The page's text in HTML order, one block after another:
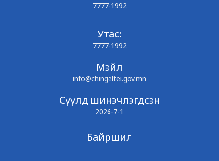
7777-1992
Утас:
7777-1992
Мэйл
info@chingeltei.gov.mn
Сүүлд шинэчлэгдсэн
2026-7-1
Байршил